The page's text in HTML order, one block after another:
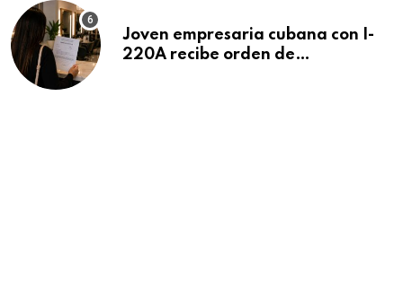
Joven empresaria cubana con I-
220A recibe orden de